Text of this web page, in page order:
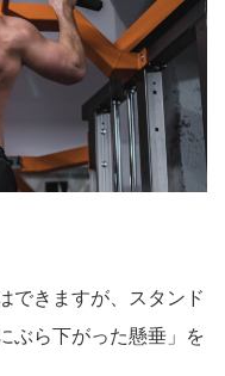
できますが、スタンド
ぶら下がった懸垂」を